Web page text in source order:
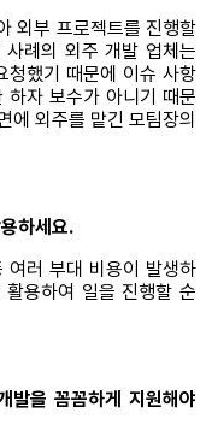
외부 프로젝트를 진행할
례의 외주 개발 업체는
청했기 때문에 이슈 사항
하자 보수가 아니기 때문
에 외주를 맡긴 모팀장의
하세요.
여러 부대 비용이 발생하
용하여 일을 진행할 순
발을 꼼꼼하게 지원해야